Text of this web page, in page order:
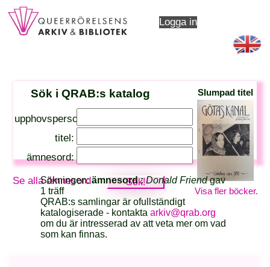
Logga in
Sök i QRAB:s katalog
upphovsperson:
titel:
ämnesord:
Se alla ämnesord
Slumpad titel
Visa fler böcker.
Sökningen:ämnesord :Donald Friendgav
1 träff
QRAB:s samlingar är ofullständigt
katalogiserade - kontaktaarkiv@qrab.org
om du är intresserad av att veta mer om vad
som kan finnas.